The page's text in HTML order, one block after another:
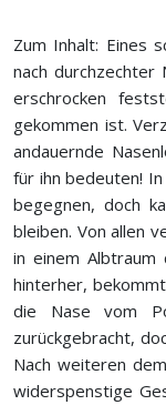
Zum Inhalt: Eines
nach durchzechter
erschrocken
gekommen ist.
andauernde
für ihn bedeuten!
begegnen, doch
bleiben. Von allen
in einem Albtraum
hinterher,
die Nase vom
zurückgebracht,
Nach weiteren
widerspenstige